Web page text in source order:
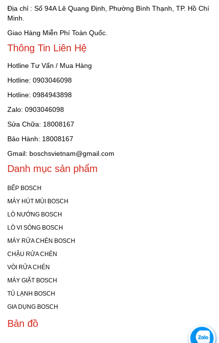
Địa chỉ : Số 94A Lê Quang Định, Phường Bình Thạnh, TP. Hồ Chí
Minh.
Giao Hàng Miễn Phí Toàn Quốc.
Thông Tin Liên Hệ
Hotline Tư Vấn / Mua Hàng
Hotline: 0903046098
Hotline: 0984943898
Zalo: 0903046098
Sửa Chữa: 18008167
Bảo Hành: 18008167
Gmail: boschsvietnam@gmail.com
Danh mục sản phẩm
BẾP BOSCH
MÁY HÚT MÙI BOSCH
LÒ NƯỚNG BOSCH
LÒ VI SÓNG BOSCH
MÁY RỬA CHÉN BOSCH
CHẬU RỬA CHÉN
VÒI RỬA CHÉN
MÁY GIẶT BOSCH
TỦ LẠNH BOSCH
GIA DỤNG BOSCH
Bản đồ